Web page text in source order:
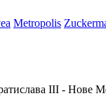
Metropolis
III - Нове